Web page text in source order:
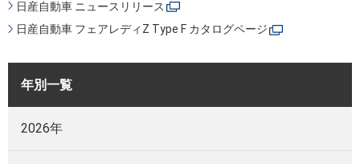
日産自動車 ニュースリリース
日産自動車 フェアレディZ Type F カタログページ
年別一覧
2026年